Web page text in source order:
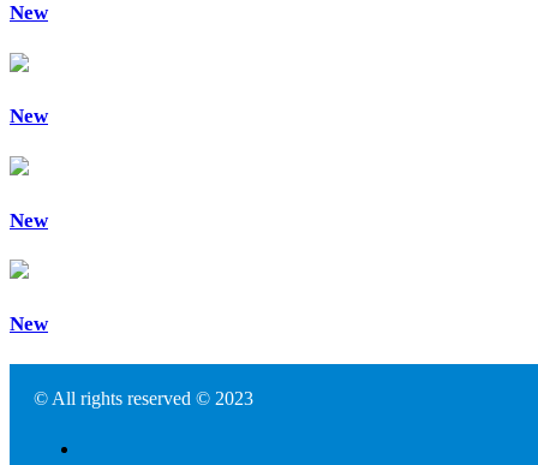
New
New
New
New
© All rights reserved © 2023